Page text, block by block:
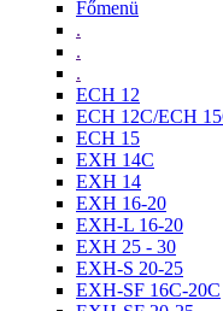
Főmenü
.
.
.
ECH 12
ECH 12C/ECH
ECH 15
EXH 14C
EXH 14
EXH 16-20
EXH-L 16-20
EXH 25 - 30
EXH-S 20-25
EXH-SF 16C-20C